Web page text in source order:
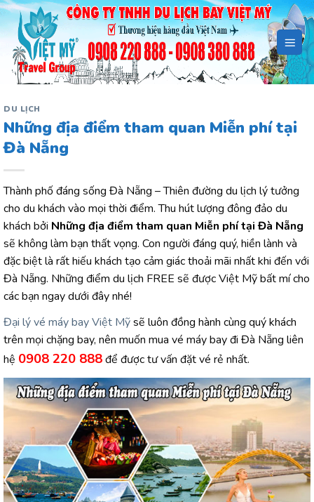
Bỏ
qua
dung
DU LỊCH
Những địa điểm tham quan Miễn phí tại
Đà Nẵng
Thành phố đáng sống Đà Nẵng – Thiên đường du lịch lý tưởng
cho du khách vào mọi thời điểm. Thu hút lượng đông đảo du
khách bởi Những địa điểm tham quan Miễn phí tại Đà Nẵng
sẽ không làm bạn thất vọng. Con người đáng quý, hiền lành và
đặc biệt là rất hiếu khách tạo cảm giác thoải mãi nhất khi đến với
Đà Nẵng. Những điểm du lịch FREE sẽ được Việt Mỹ bất mí cho
các bạn ngay dưới đây nhé!
Đại lý vé máy bay Việt Mỹsẽ luôn đồng hành cùng quý khách
trên mọi chặng bay, nên muốn mua vé máy bay đi Đà Nẵng liên
hệ 0908 220 888để được tư vấn đặt vé rẻ nhất.